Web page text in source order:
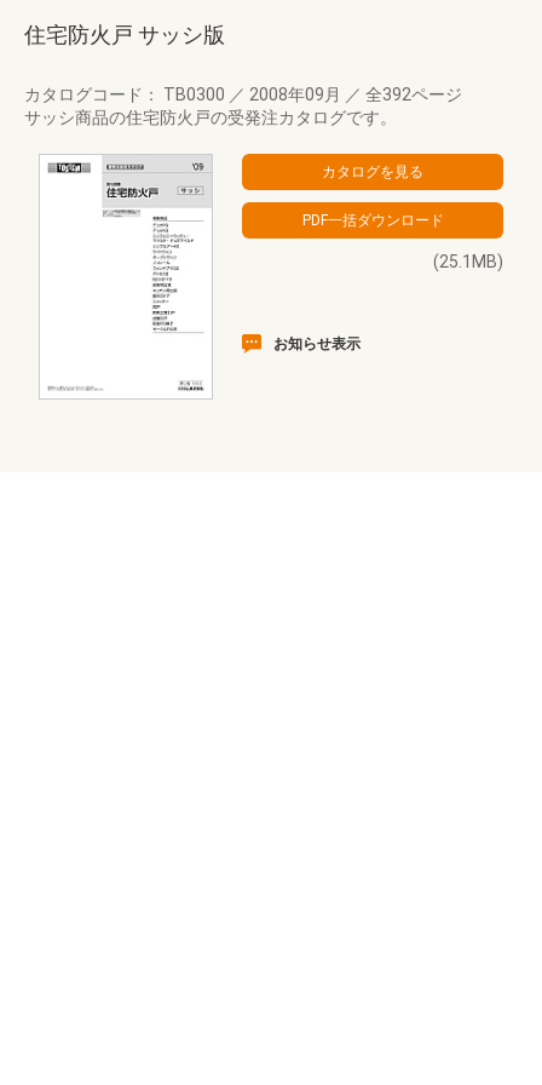
住宅防火戸 サッシ版
カタログコード： TB0300 ／ 2008年09月 ／ 全392ページ
サッシ商品の住宅防火戸の受発注カタログです。
(25.1MB)
お知らせ表示